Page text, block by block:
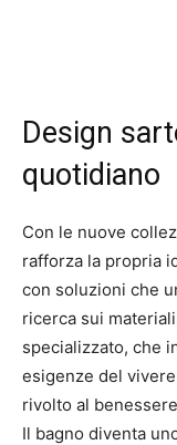
Design
quotidiano
Con le nuove
rafforza la propria
con soluzioni che
ricerca sui
specializzato, che
esigenze del
rivolto al
Il bagno diventa